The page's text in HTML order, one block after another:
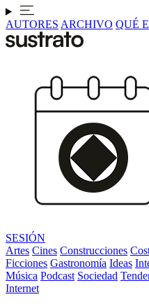
AUTORES ARCHIVO QUÉ
SESIÓN
Artes Cines Construcciones
Ficciones Gastronomía Ideas
Música Podcast Sociedad
Internet